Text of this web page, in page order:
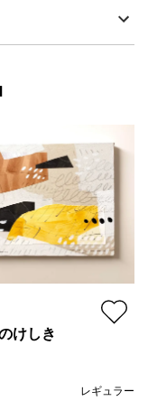
だけます。
けしき
レギュラー